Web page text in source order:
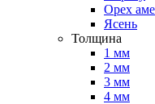
Орех
Ясень
Толщина
1 мм
2 мм
3 мм
4 мм